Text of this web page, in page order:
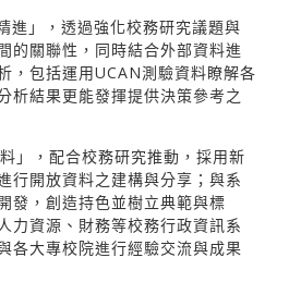
進」，透過強化校務研究議題與
的關聯性，同時結合外部資料進
，包括運用UCAN測驗資料瞭解各
析結果更能發揮提供決策參考之
」，配合校務研究推動，採用新
行開放資料之建構與分享；與系
發，創造持色並樹立典範與標
力資源、財務等校務行政資訊系
各大專校院進行經驗交流與成果